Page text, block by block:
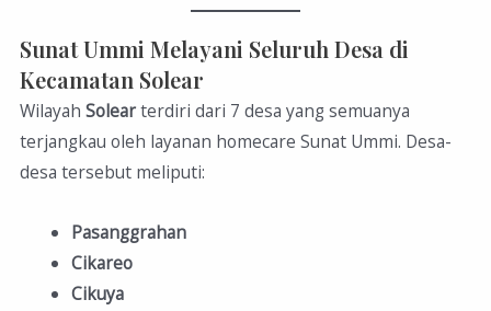
Sunat Ummi Melayani Seluruh Desa di
Kecamatan Solear
WilayahSolearterdiri dari 7 desa yang semuanya
terjangkau oleh layanan homecare Sunat Ummi. Desa-
desa tersebut meliputi:
Pasanggrahan
Cikareo
Cikuya